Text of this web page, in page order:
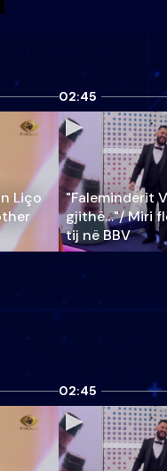
Liço
02:45
"Faleminderit
gjithë…"/ Miri
tij në BBV
02:45